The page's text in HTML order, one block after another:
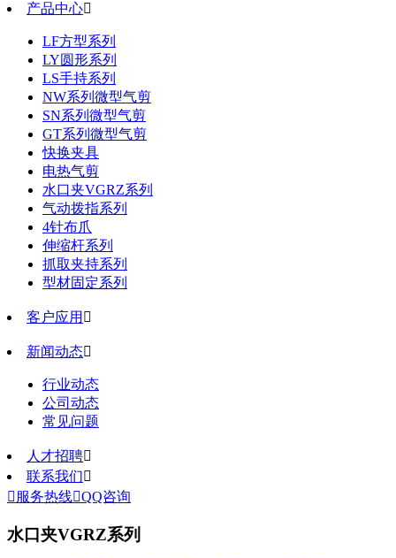
产品中心
LF方型系列
LY圆形系列
LS手持系列
NW系列微型气剪
SN系列微型气剪
GT系列微型气剪
快换夹具
电热气剪
水口夹VGRZ系列
气动拨指系列
4针布爪
伸缩杆系列
抓取夹持系列
型材固定系列
客户应用 
新闻动态
行业动态
公司动态
常见问题
人才招聘
联系我们
 服务热线QQ咨询
水口夹VGRZ系列